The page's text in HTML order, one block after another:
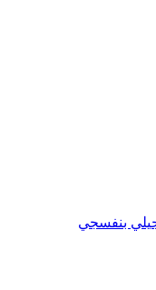
بنفسجي